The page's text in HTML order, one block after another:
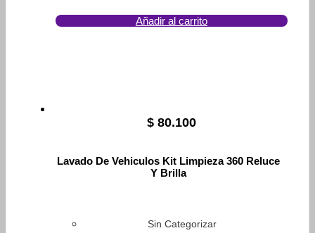
Añadir al carrito
$ 80.100
Lavado De Vehiculos Kit Limpieza 360 Reluce
Y Brilla
Sin Categorizar